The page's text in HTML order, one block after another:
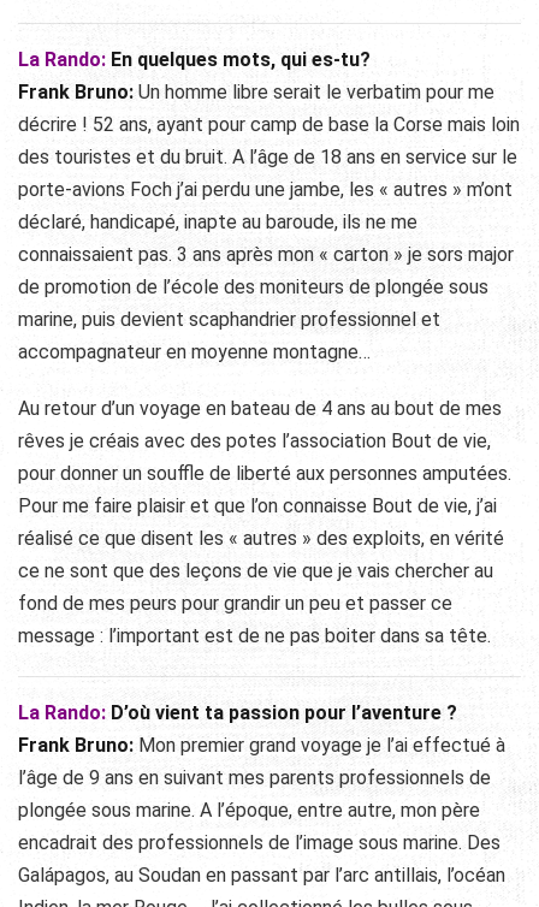
La Rando: En quelques mots, qui es-tu?
Frank Bruno: Un homme libre serait le verbatim pour me
décrire ! 52 ans, ayant pour camp de base la Corse mais loin
des touristes et du bruit. A l’âge de 18 ans en service sur le
porte-avions Foch j’ai perdu une jambe, les « autres » m’ont
déclaré, handicapé, inapte au baroude, ils ne me
connaissaient pas. 3 ans après mon « carton » je sors major
de promotion de l’école des moniteurs de plongée sous
marine, puis devient scaphandrier professionnel et
accompagnateur en moyenne montagne…
Au retour d’un voyage en bateau de 4 ans au bout de mes
rêves je créais avec des potes l’association Bout de vie,
pour donner un souffle de liberté aux personnes amputées.
Pour me faire plaisir et que l’on connaisse Bout de vie, j’ai
réalisé ce que disent les « autres » des exploits, en vérité
ce ne sont que des leçons de vie que je vais chercher au
fond de mes peurs pour grandir un peu et passer ce
message : l’important est de ne pas boiter dans sa tête.
La Rando: D’où vient ta passion pour l’aventure ?
Frank Bruno: Mon premier grand voyage je l’ai effectué à
l’âge de 9 ans en suivant mes parents professionnels de
plongée sous marine. A l’époque, entre autre, mon père
encadrait des professionnels de l’image sous marine. Des
Galápagos, au Soudan en passant par l’arc antillais, l’océan